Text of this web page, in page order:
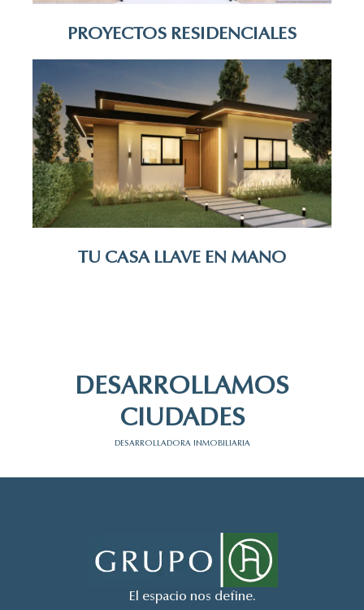
PROYECTOS RESIDENCIALES
TU CASA LLAVE EN MANO
DESARROLLAMOS
CIUDADES
DESARROLLADORA INMOBILIARIA
El espacio nos define.